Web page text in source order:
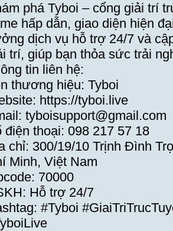
phá Tyboi – cổng giải trí
hấp dẫn, giao diện hiện
dịch vụ hỗ trợ 24/7 và
trí, giúp bạn thỏa sức trải
tin liên hệ:
thương hiệu: Tyboi
https://tyboi.live
tyboisupport@gmail.com
điện thoại: 098 217 57 18
chỉ: 300/19/10 Trịnh Đình
Minh, Việt Nam
70000
Hỗ trợ 24/7
#Tyboi